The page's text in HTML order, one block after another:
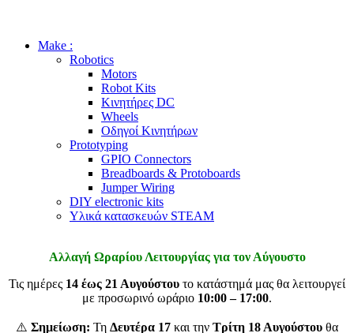
Make :
Robotics
Motors
Robot Kits
Κινητήρες DC
Wheels
Οδηγοί Κινητήρων
Prototyping
GPIO Connectors
Breadboards & Protoboards
Jumper Wiring
DIY electronic kits
Υλικά κατασκευών STEAM
Αλλαγή Ωραρίου Λειτουργίας για τον Αύγουστο
Τις ημέρες 14 έως 21 Αυγούστου το κατάστημά μας θα λειτουργεί
με προσωρινό ωράριο 10:00 – 17:00.
⚠️ Σημείωση: Τη Δευτέρα 17 και την Τρίτη 18 Αυγούστου θα